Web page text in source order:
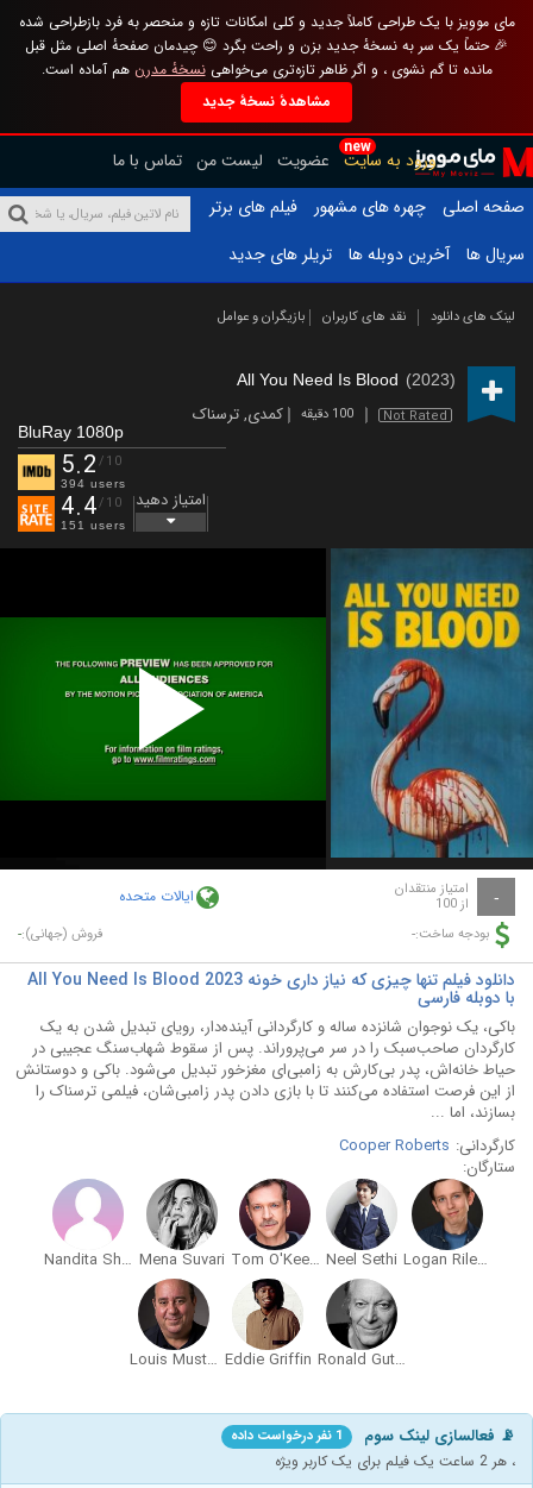
مای موویز با یک طراحی کاملاً جدید و کلی امکانات تازه و منحصر به فرد بازطراحی شده
🎉 حتماً یک سر به نسخهٔ جدید بزن و راحت بگرد 😊 چیدمان صفحهٔ اصلی مثل قبل
مانده تا گم نشوی ، و اگر ظاهر تازه‌تری می‌خواهینسخهٔ مدرن هم آماده است.
مشاهدهٔ نسخهٔ جدید
new
ورود به سایت عضویت لیست من تماس با ما
صفحه اصلی
چهره های مشهور
فیلم های برتر
سریال ها
آخرین دوبله ها تریلر های جدید
لینک های دانلود نقد های کاربران بازیگران و عوامل
All You Need Is Blood (2023)
Not Rated 100 دقیقه کمدی,ترسناک
BluRay 1080p
5.2 /10
394 users
4.4/10
151 users
امتیاز دهید
Play
Video
- امتیاز منتقدان
از 100 ایالات متحده
بودجه ساخت:- فروش (جهانی):-
دانلود فیلم تنها چیزی که نیاز داری خونه All You Need Is Blood 2023
با دوبله فارسی
باکی، یک نوجوان شانزده ساله و کارگردانی آینده‌دار، رویای تبدیل شدن به یک
کارگردان صاحب‌سبک را در سر می‌پروراند. پس از سقوط شهاب‌سنگ عجیبی در
حیاط خانه‌اش، پدر بی‌کارش به زامبی‌ای مغزخور تبدیل می‌شود. باکی و دوستانش
از این فرصت استفاده می‌کنند تا با بازی دادن پدر زامبی‌شان، فیلمی ترسناک را
بسازند، اما ...
کارگردانی: Cooper Roberts
ستارگان:
Logan Riley Bruner
Neel Sethi
Tom O'Keefe
Mena Suvari
Nandita Shenoy
Ronald Guttman
Eddie Griffin
Louis Mustillo
📡 فعالسازی لینک سوم 1 نفر درخواست داده
، هر 2 ساعت یک فیلم برای یک کاربر ویژه